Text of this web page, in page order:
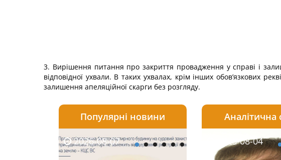
3. Вирішення питання про закриття провадження у справі і
відповідної ухвали. В таких ухвалах, крім інших обов’язкових
залишення апеляційної скарги без розгляду.
Популярні новини
2026-08-07 2026-08-06
Аналітична
2026-08-03 2026-08-04
2026-08-05